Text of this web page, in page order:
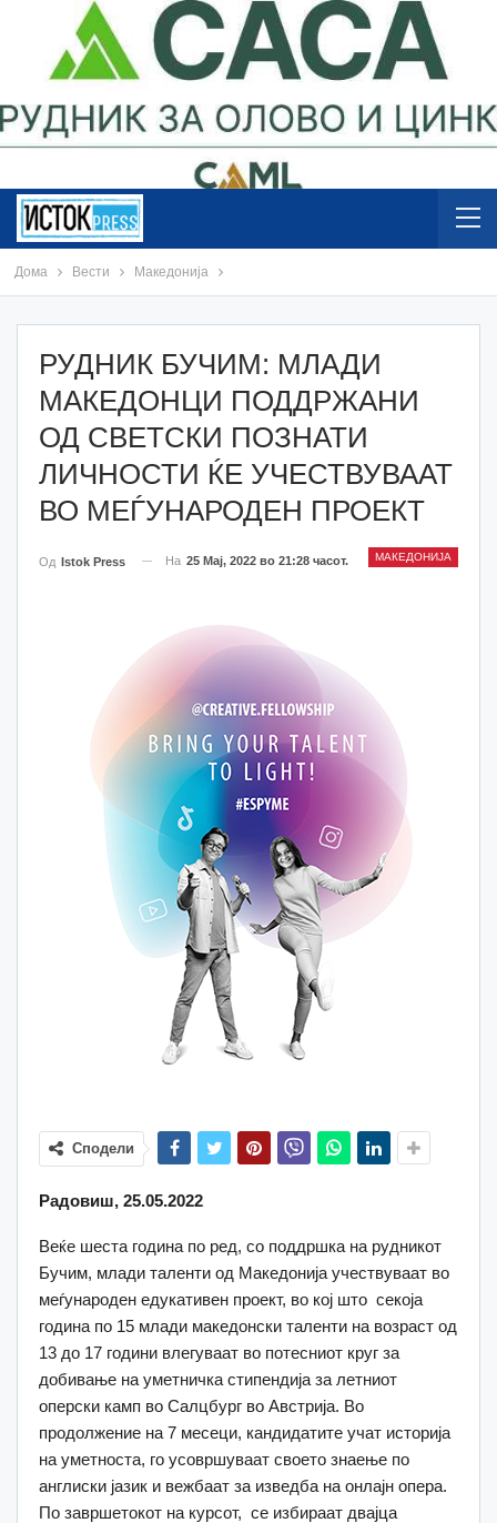
Дома Вести Македонија
РУДНИК БУЧИМ: МЛАДИ
МАКЕДОНЦИ ПОДДРЖАНИ
ОД СВЕТСКИ ПОЗНАТИ
ЛИЧНОСТИ ЌЕ УЧЕСТВУВААТ
ВО МЕЃУНАРОДЕН ПРОЕКТ
МАКЕДОНИЈА
Од Istok Press На 25 Мај, 2022 во 21:28 часот.
Сподели
Радовиш, 25.05.2022
Веќе шеста година по ред, со поддршка на рудникот
Бучим, млади таленти од Македонија учествуваат во
меѓународен едукативен проект, во кој што секоја
година по 15 млади македонски таленти на возраст од
13 до 17 години влегуваат во потесниот круг за
добивање на уметничка стипендија за летниот
оперски камп во Салцбург во Австрија. Во
продолжение на 7 месеци, кандидатите учат историја
на уметноста, го усовршуваат своето знаење по
англиски јазик и вежбаат за изведба на онлајн опера.
По завршетокот на курсот, се избираат двајца